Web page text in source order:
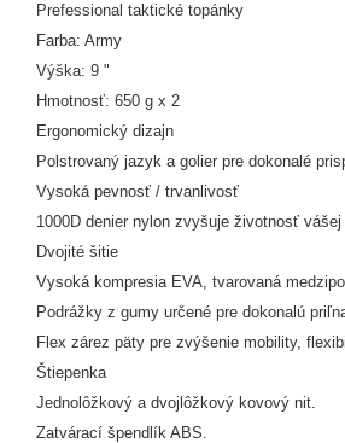
Prefessional taktické topánky
Farba: Army
Výška: 9 "
Hmotnosť: 650 g x 2
Ergonomický dizajn
Polstrovaný jazyk a golier pre dokonalé
Vysoká pevnosť / trvanlivosť
1000D denier nylon zvyšuje životnosť
Dvojité šitie
Vysoká kompresia EVA, tvarovaná
Podrážky z gumy určené pre dokonalú
Flex zárez päty pre zvýšenie mobility,
Štiepenka
Jednolôžkový a dvojlôžkový kovový nit.
Zatvárací špendlík ABS.